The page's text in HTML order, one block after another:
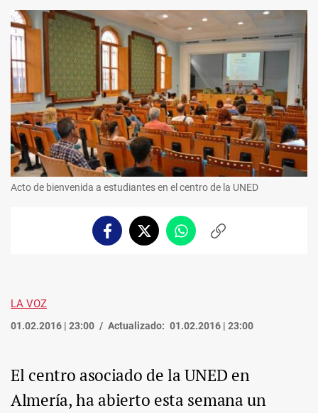
Acto de bienvenida a estudiantes en el centro de la UNED
FacebookTwitterWhatsappCopiar
LA VOZ
01.02.2016 | 23:00 Actualizado: 01.02.2016 | 23:00
El centro asociado de la UNED en
Almería, ha abierto esta semana un